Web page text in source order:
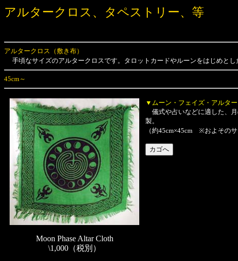
アルタークロス、タペストリー、等
アルタークロス（敷き布）
手頃なサイズのアルタークロスです。タロットカードやルーンをはじめと
45cm～
Moon Phase Altar Cloth
\1,000（税別）
▼ムーン・フェイズ・アルタ
儀式や占いなどに適した、
製。
（約45cm×45cm ※およそのサ